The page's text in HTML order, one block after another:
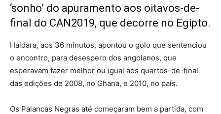
‘sonho’ do apuramento aos oitavos-de-
final do CAN2019, que decorre no Egipto.
Haidara, aos 36 minutos, apontou o golo que sentenciou
o encontro, para desespero dos angolanos, que
esperavam fazer melhor ou igual aos quartos-de-final
das edições de 2008, no Ghana, e 2010, no país.
Os Palancas Negras até começaram bem a partida, com